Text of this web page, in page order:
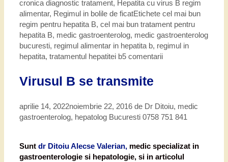
cronica diagnostic tratament, Hepatita cu virus B regim
alimentar, Regimul in bolile de ficatEtichete cel mai bun
regim pentru hepatita B, cel mai bun tratament pentru
hepatita B, medic gastroenterolog, medic gastroenterolog
bucuresti, regimul alimentar in hepatita b, regimul in
hepatita, tratamentul hepatitei b5 comentarii
Virusul B se transmite
aprilie 14, 2022noiembrie 22, 2016 de Dr Ditoiu, medic
gastroenterolog, hepatolog Bucuresti 0758 751 841
Sunt dr Ditoiu Alecse Valerian, medic specializat in
gastroenterologie si hepatologie, si in articolul